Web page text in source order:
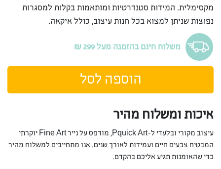
מקסימלית. המידות סטנדרטיות ומותאמות בקלות למסגרות
נפוצות שניתן למצוא בכל חנות עיצוב, כולל איקאה.
משלוח חינם בהזמנה מעל 299 ₪
הוספה לסל
איכות ומשלוח מהיר
עיצוב מקורי ובלעדי ל-Pquick Art, מודפס על נייר Fine Art יוקרתי
המבטיח צבעים חיים ועמידות לאורך שנים. אנו מתחייבים למשלוח מהיר
כדי שהאומנות תגיע אליכם בהקדם.